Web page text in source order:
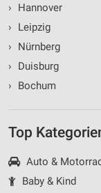
›
Hannover
›
Leipzig
›
Nürnberg
›
Duisburg
›
Bochum
Top
Auto &
Baby & Kind